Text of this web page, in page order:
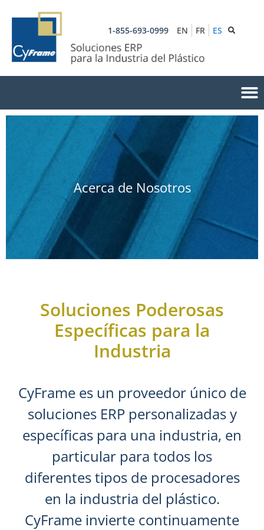
1-855-693-0999 EN FR ES
Acerca de Nosotros
Soluciones Poderosas
Específicas para la
Industria
CyFrame es un proveedor único de
soluciones ERP personalizadas y
específicas para una industria, en
particular para todos los
diferentes tipos de procesadores
en la industria del plástico.
CyFrame invierte continuamente